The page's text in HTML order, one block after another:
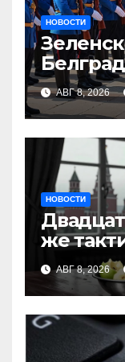
НОВОСТИ
АВГ 8, 2026
НОВОСТИ
же
АВГ 8, 2026